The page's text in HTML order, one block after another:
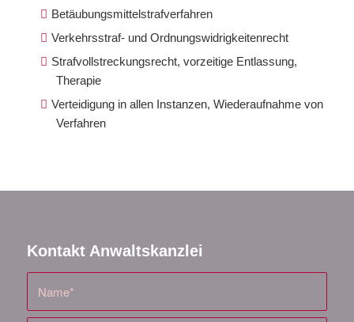
Betäubungsmittelstrafverfahren
Verkehrsstraf- und Ordnungswidrigkeitenrecht
Strafvollstreckungsrecht, vorzeitige Entlassung,
Therapie
Verteidigung in allen Instanzen, Wiederaufnahme von
Verfahren
Kontakt Anwaltskanzlei